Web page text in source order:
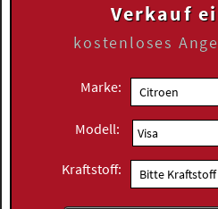
Verkauf
kostenloses
Marke:
Modell:
Kraftstoff: